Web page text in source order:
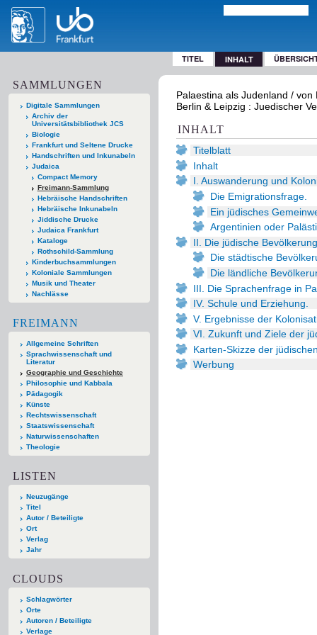
TITEL INHALT
SAMMLUNGEN
Digitale Sammlungen
Archiv der
Universitätsbibliothek JCS
Biologie
Frankfurt und Seltene Drucke
Handschriften und Inkunabeln
Judaica
Compact Memory
Freimann-Sammlung
Hebräische Handschriften
Hebräische Inkunabeln
Jiddische Drucke
Judaica Frankfurt
Kataloge
Rothschild-Sammlung
Kinderbuchsammlungen
Koloniale Sammlungen
Musik und Theater
Nachlässe
FREIMANN
Allgemeine Schriften
Sprachwissenschaft und
Literatur
Geographie und Geschichte
Philosophie und Kabbala
Pädagogik
Künste
Rechtswissenschaft
Staatswissenschaft
Naturwissenschaften
Theologie
LISTEN
Neuzugänge
Titel
Autor / Beteiligte
Ort
Verlag
Jahr
CLOUDS
Schlagwörter
Orte
Autoren / Beteiligte
Verlage
Palaestina als Judenland /
Berlin & Leipzig : Juedischer
INHALT
Titelblatt
Inhalt
I. Auswanderung und
Die Emigrationsfrage.
Ein jüdisches
Argentinien oder
II. Die jüdische
Die städtische
Die ländliche
III. Die Sprachenfrage in
IV. Schule und Erziehung.
V. Ergebnisse der
VI. Zukunft und Ziele der
Karten-Skizze der
Werbung